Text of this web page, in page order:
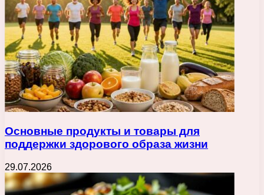
Основные продукты и товары для
поддержки здорового образа жизни
29.07.2026